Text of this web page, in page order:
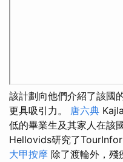
該計劃向他們介紹了該國
更具吸引力。 唐六典
低的畢業生及其家人在該
Hellovids研究了
大甲按摩 除了渡輪外，殘